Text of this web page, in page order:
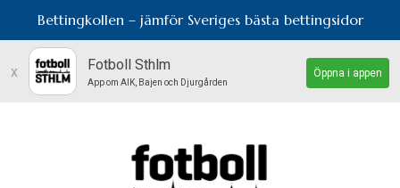
Bettingkollen – jämför Sveriges bästa bettingsidor
x Fotboll Sthlm
App om AIK, Bajen och Djurgården
Öppna i appen